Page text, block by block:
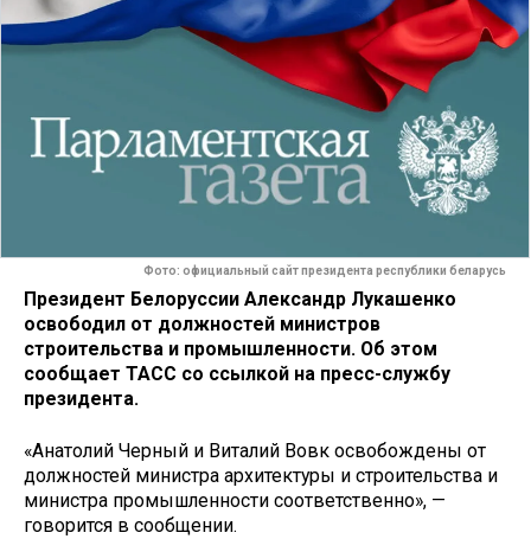
Фото: официальный сайт президента республики беларусь
Президент Белоруссии Александр Лукашенко
освободил от должностей министров
строительства и промышленности. Об этом
сообщает ТАСС со ссылкой на пресс-службу
президента.
«Анатолий Черный и Виталий Вовк освобождены от
должностей министра архитектуры и строительства и
министра промышленности соответственно», —
говорится в сообщении.